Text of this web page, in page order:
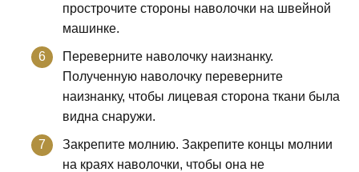
прострочите стороны наволочки на швейной
машинке.
Переверните наволочку наизнанку.
Полученную наволочку переверните
наизнанку, чтобы лицевая сторона ткани была
видна снаружи.
Закрепите молнию. Закрепите концы молнии
на краях наволочки, чтобы она не